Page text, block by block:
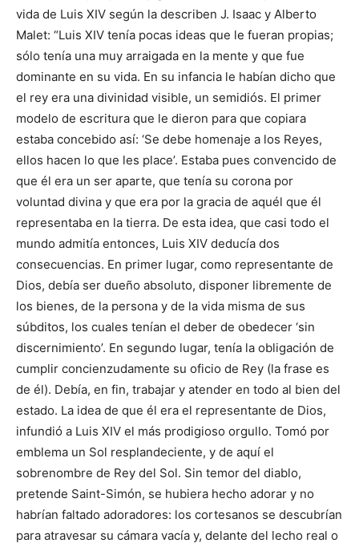
vida de Luis XIV según la describen J. Isaac y Alberto
Malet: “Luis XIV tenía pocas ideas que le fueran propias;
sólo tenía una muy arraigada en la mente y que fue
dominante en su vida. En su infancia le habían dicho que
el rey era una divinidad visible, un semidiós. El primer
modelo de escritura que le dieron para que copiara
estaba concebido así: ‘Se debe homenaje a los Reyes,
ellos hacen lo que les place’. Estaba pues convencido de
que él era un ser aparte, que tenía su corona por
voluntad divina y que era por la gracia de aquél que él
representaba en la tierra. De esta idea, que casi todo el
mundo admitía entonces, Luis XIV deducía dos
consecuencias. En primer lugar, como representante de
Dios, debía ser dueño absoluto, disponer libremente de
los bienes, de la persona y de la vida misma de sus
súbditos, los cuales tenían el deber de obedecer ‘sin
discernimiento’. En segundo lugar, tenía la obligación de
cumplir concienzudamente su oficio de Rey (la frase es
de él). Debía, en fin, trabajar y atender en todo al bien del
estado. La idea de que él era el representante de Dios,
infundió a Luis XIV el más prodigioso orgullo. Tomó por
emblema un Sol resplandeciente, y de aquí el
sobrenombre de Rey del Sol. Sin temor del diablo,
pretende Saint-Simón, se hubiera hecho adorar y no
habrían faltado adoradores: los cortesanos se descubrían
para atravesar su cámara vacía y, delante del lecho real o